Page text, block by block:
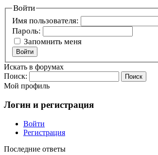
Войти
Имя пользователя:
Пароль:
Запомнить меня
Войти
Искать в форумах
Поиск:
Мой профиль
Логин и регистрация
Войти
Регистрация
Последние ответы